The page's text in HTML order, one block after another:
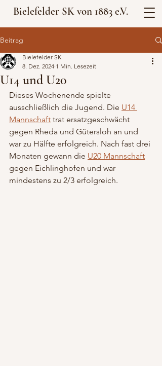
Bielefelder SK von 1883 e.V.
Beitrag
U14 und U20
Bielefelder SK
8. Dez. 2024 1 Min. Lesezeit
Dieses Wochenende spielte
ausschließlich die Jugend. Die U14
Mannschaft trat ersatzgeschwächt
gegen Rheda und Gütersloh an und
war zu Hälfte erfolgreich. Nach fast drei
Monaten gewann die U20 Mannschaft
gegen Eichlinghofen und war
mindestens zu 2/3 erfolgreich.